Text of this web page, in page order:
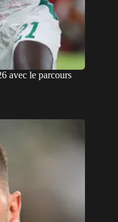
avec le parcours